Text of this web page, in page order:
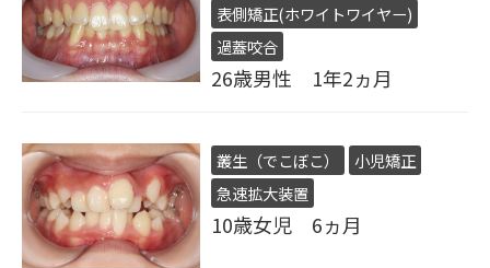
表側矯正(ホワイトワイヤー)
過蓋咬合
26歳男性 1年2ヵ月
叢生（でこぼこ）
小児矯正
急速拡大装置
10歳女児 6ヵ月